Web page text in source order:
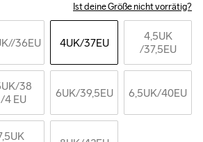
Ist deine Größe nicht vorrätig?
//36EU 4UK/37EU
4,5UK
/37,5EU
/38
4 EU
6UK/39,5EU 6,5UK/40EU